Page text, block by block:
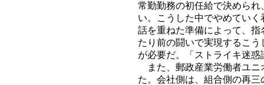
常勤勤務の初任給で決めら
い。こうした中でやめてい
話を重ねた準備によって、
たり前の闘いで実現するこ
が必要だ。「ストライキ迷
また、郵政産業労働者ユニ
た。会社側は、組合側の再